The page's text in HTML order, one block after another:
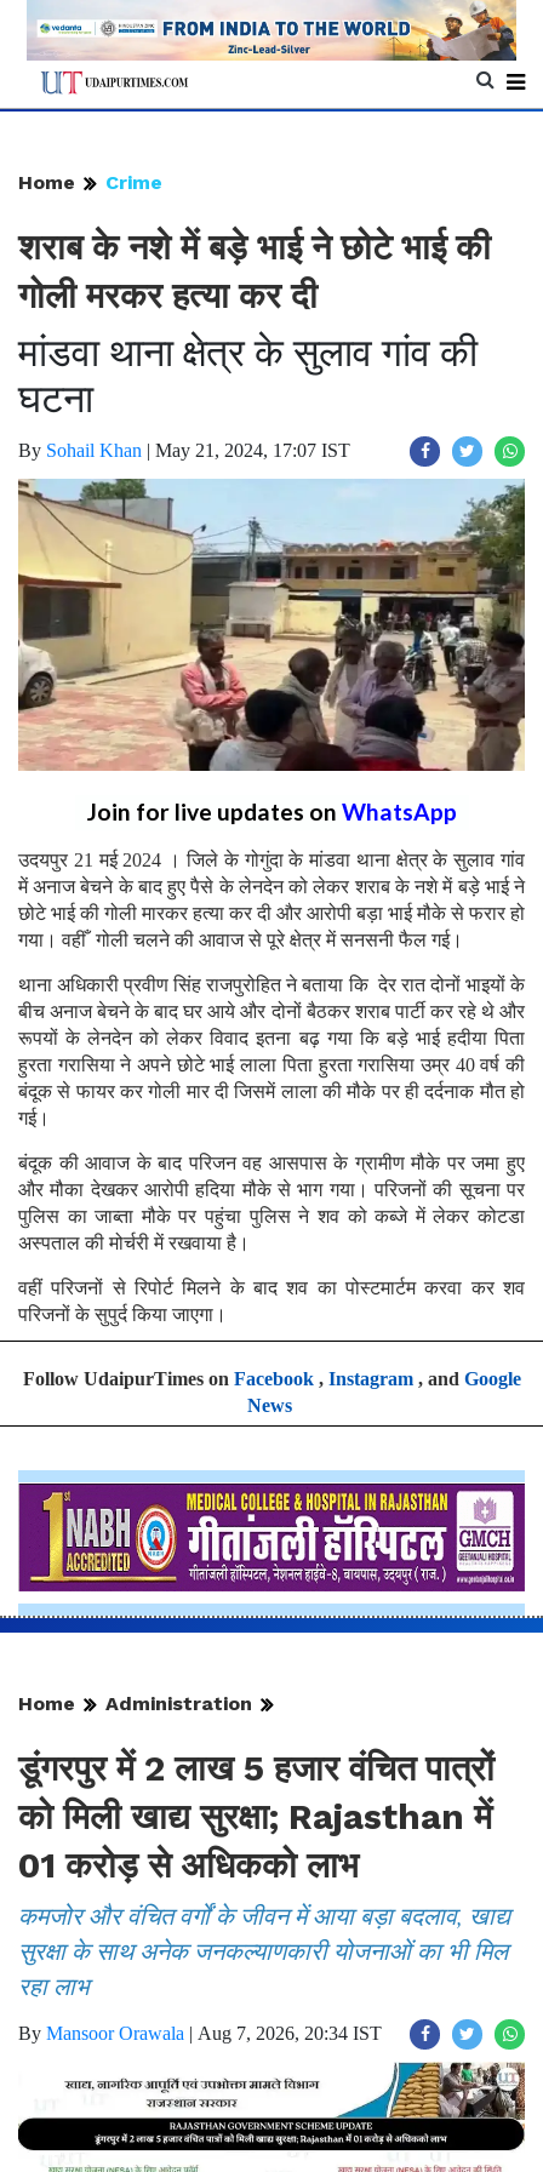
Home Crime
शराब के नशे में बड़े भाई ने छोटे भाई की
गोली मरकर हत्या कर दी
मांडवा थाना क्षेत्र के सुलाव गांव की
घटना
By Sohail Khan | May 21, 2024, 17:07 IST
Join for live updates on WhatsApp
उदयपुर 21 मई 2024 । जिले के गोगुंदा के मांडवा थाना क्षेत्र के सुलाव गांव
में अनाज बेचने के बाद हुए पैसे के लेनदेन को लेकर शराब के नशे में बड़े भाई ने
छोटे भाई की गोली मारकर हत्या कर दी और आरोपी बड़ा भाई मौके से फरार हो
गया। वहीँ गोली चलने की आवाज से पूरे क्षेत्र में सनसनी फैल गई।
थाना अधिकारी प्रवीण सिंह राजपुरोहित ने बताया कि देर रात दोनों भाइयों के
बीच अनाज बेचने के बाद घर आये और दोनों बैठकर शराब पार्टी कर रहे थे और
रूपयों के लेनदेन को लेकर विवाद इतना बढ़ गया कि बड़े भाई हदीया पिता
हुरता गरासिया ने अपने छोटे भाई लाला पिता हुरता गरासिया उम्र 40 वर्ष की
बंदूक से फायर कर गोली मार दी जिसमें लाला की मौके पर ही दर्दनाक मौत हो
गई।
बंदूक की आवाज के बाद परिजन वह आसपास के ग्रामीण मौके पर जमा हुए
और मौका देखकर आरोपी हदिया मौके से भाग गया। परिजनों की सूचना पर
पुलिस का जाब्ता मौके पर पहुंचा पुलिस ने शव को कब्जे में लेकर कोटडा
अस्पताल की मोर्चरी में रखवाया है।
वहीं परिजनों से रिपोर्ट मिलने के बाद शव का पोस्टमार्टम करवा कर शव
परिजनों के सुपुर्द किया जाएगा।
Follow UdaipurTimes on Facebook, Instagram, and Google
News
Home Administration
डूंगरपुर में 2 लाख 5 हजार वंचित पात्रों
को मिली खाद्य सुरक्षा; Rajasthan में
01 करोड़ से अधिकको लाभ
कमजोर और वंचित वर्गों के जीवन में आया बड़ा बदलाव, खाद्य
सुरक्षा के साथ अनेक जनकल्याणकारी योजनाओं का भी मिल
रहा लाभ
By Mansoor Orawala | Aug 7, 2026, 20:34 IST